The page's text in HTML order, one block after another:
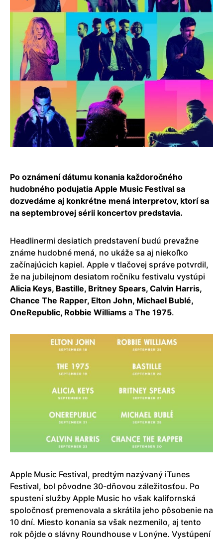
Po oznámení dátumu konania každoročného
hudobného podujatia Apple Music Festival sa
dozvedáme aj konkrétne mená interpretov, ktorí sa
na septembrovej sérii koncertov predstavia.
Headlinermi desiatich predstavení budú prevažne
známe hudobné mená, no ukáže sa aj niekoľko
začínajúcich kapiel. Apple v tlačovej správe potvrdil,
že na jubilejnom desiatom ročníku festivalu vystúpi
Alicia Keys, Bastille, Britney Spears, Calvin Harris,
Chance The Rapper, Elton John, Michael Bublé,
OneRepublic, Robbie Williams a The 1975.
Apple Music Festival, predtým nazývaný iTunes
Festival, bol pôvodne 30-dňovou záležitosťou. Po
spustení služby Apple Music ho však kalifornská
spoločnosť premenovala a skrátila jeho pôsobenie na
10 dní. Miesto konania sa však nezmenilo, aj tento
rok pôjde o slávny Roundhouse v Lonýne. Vystúpení